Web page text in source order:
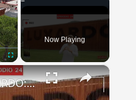
Fullscreen
Now Playing
×
MUSEO LUXARDO: Un Viaggio nel Tempo e nel Gusto